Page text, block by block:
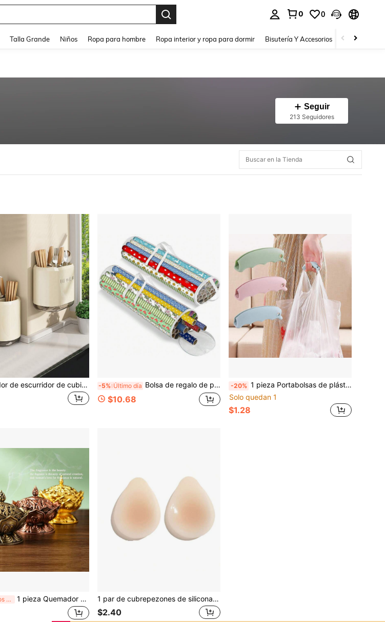
0 0
Talla Grande Niños Ropa para hombre Ropa interior y ropa para dormir Bisutería Y Accesorios Zapatos
Seguir
213 Seguidores
Organizador de escurridor de cubiertos de plástico, soporte de cubiertos de mesa, bandeja para tenedores, cuchillos y cucharas -5% Último día Bolsa de regalo de papel cilíndrica, bolsa de almacenamiento impermeable de gran capacidad, bolsa de almacenamiento de regalos de Navidad portátil, decoración de dormitorio, vuelta a la escuela
$10.68
-20% 1 pieza Portabolsas de plástico, agarrador de bolsas de la compra, herramienta de agarre de bolsas que ahorra esfuerzo
Solo quedan 1
$1.28
¡Últimos 3 días 1 pieza Quemador de incienso de loto de aleación, decoración de sándalo, decoración de altar de templo espiritual, adecuado para sala de estar del hogar, regalo de cumpleaños 1 par de cubrepezones de silicona invisibles, forma de lágrima, efecto levantador anti-caída, sujetador autoadhesivo ultra delgado sin costuras
$2.40